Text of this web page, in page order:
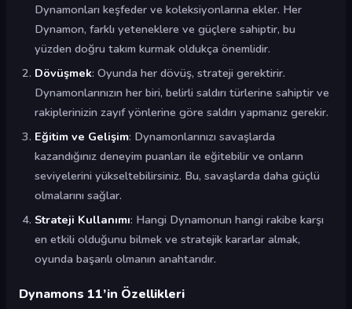
Dynamonları keşfeder ve koleksiyonlarına ekler. Her
Dynamon, farklı yeteneklere ve güçlere sahiptir, bu
yüzden doğru takım kurmak oldukça önemlidir.
Dövüşmek: Oyunda her dövüş, strateji gerektirir.
Dynamonlarınızın her biri, belirli saldırı türlerine sahiptir ve
rakiplerinizin zayıf yönlerine göre saldırı yapmanız gerekir.
Eğitim ve Gelişim: Dynamonlarınızı savaşlarda
kazandığınız deneyim puanları ile eğitebilir ve onların
seviyelerini yükseltebilirsiniz. Bu, savaşlarda daha güçlü
olmalarını sağlar.
Strateji Kullanımı: Hangi Dynamonun hangi rakibe karşı
en etkili olduğunu bilmek ve stratejik kararlar almak,
oyunda başarılı olmanın anahtarıdır.
Dynamons 11’in Özellikleri